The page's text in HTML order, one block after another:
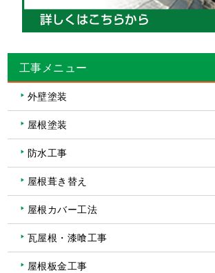
工事メニュー
外壁塗装
屋根塗装
防水工事
屋根葺き替え
屋根カバー工法
瓦屋根・漆喰工事
屋根板金工事